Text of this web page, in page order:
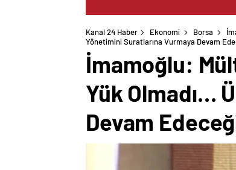
Kanal 24 Haber Ekonomi Borsa
Yönetimini Suratlarına Vurmaya Devam
İmamoğlu:
Yük Olmadı…
Devam